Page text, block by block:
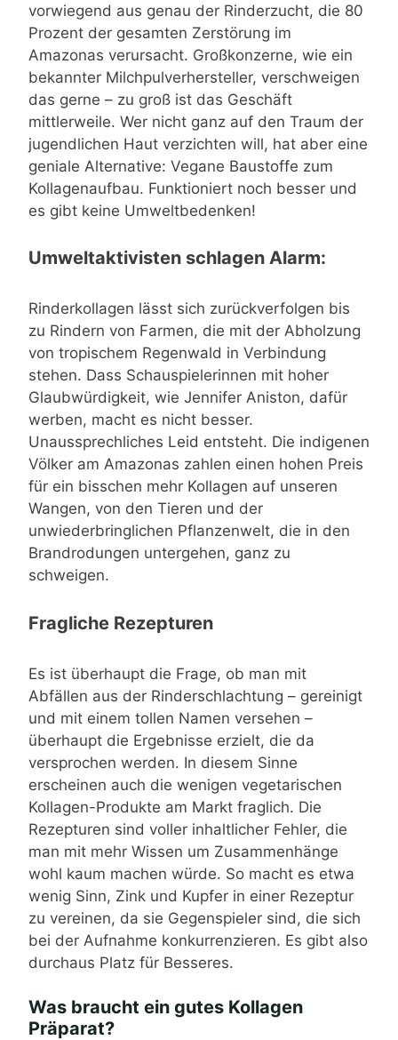
vorwiegend aus genau der Rinderzucht, die 80
Prozent der gesamten Zerstörung im
Amazonas verursacht. Großkonzerne, wie ein
bekannter Milchpulverhersteller, verschweigen
das gerne – zu groß ist das Geschäft
mittlerweile. Wer nicht ganz auf den Traum der
jugendlichen Haut verzichten will, hat aber eine
geniale Alternative: Vegane Baustoffe zum
Kollagenaufbau. Funktioniert noch besser und
es gibt keine Umweltbedenken!
Umweltaktivisten schlagen Alarm:
Rinderkollagen lässt sich zurückverfolgen bis
zu Rindern von Farmen, die mit der Abholzung
von tropischem Regenwald in Verbindung
stehen. Dass Schauspielerinnen mit hoher
Glaubwürdigkeit, wie Jennifer Aniston, dafür
werben, macht es nicht besser.
Unaussprechliches Leid entsteht. Die indigenen
Völker am Amazonas zahlen einen hohen Preis
für ein bisschen mehr Kollagen auf unseren
Wangen, von den Tieren und der
unwiederbringlichen Pflanzenwelt, die in den
Brandrodungen untergehen, ganz zu
schweigen.
Fragliche Rezepturen
Es ist überhaupt die Frage, ob man mit
Abfällen aus der Rinderschlachtung – gereinigt
und mit einem tollen Namen versehen –
überhaupt die Ergebnisse erzielt, die da
versprochen werden. In diesem Sinne
erscheinen auch die wenigen vegetarischen
Kollagen-Produkte am Markt fraglich. Die
Rezepturen sind voller inhaltlicher Fehler, die
man mit mehr Wissen um Zusammenhänge
wohl kaum machen würde. So macht es etwa
wenig Sinn, Zink und Kupfer in einer Rezeptur
zu vereinen, da sie Gegenspieler sind, die sich
bei der Aufnahme konkurrenzieren. Es gibt also
durchaus Platz für Besseres.
Was braucht ein gutes Kollagen
Präparat?